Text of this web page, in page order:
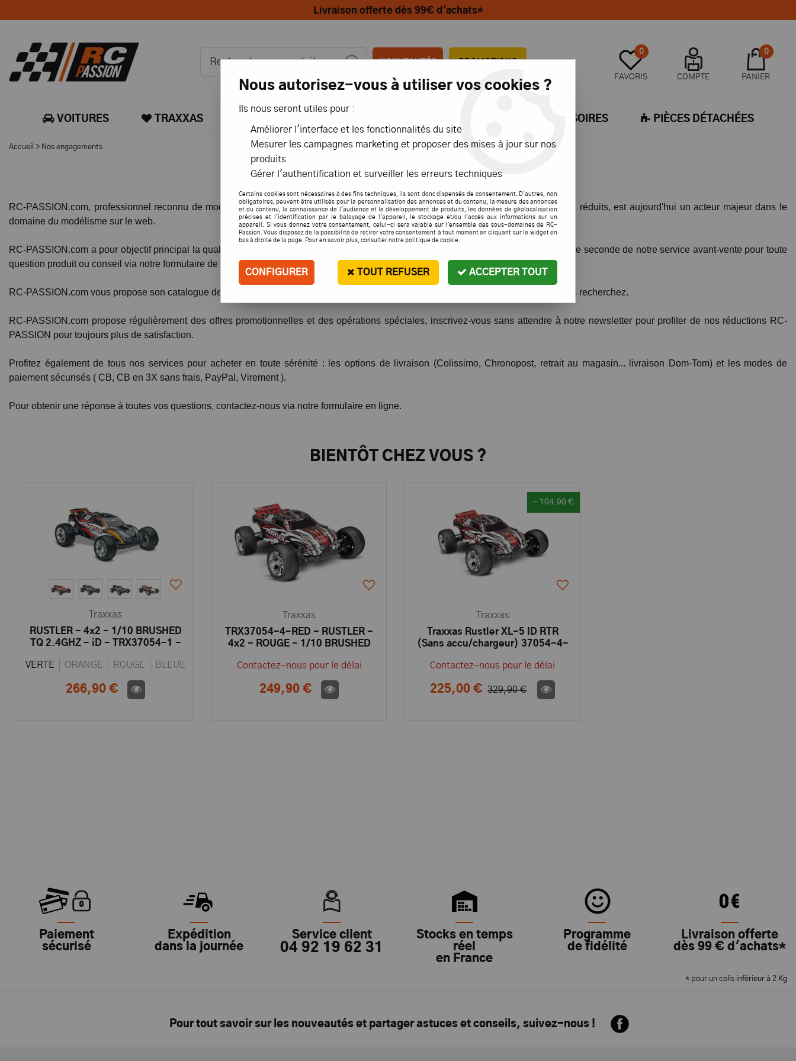
Livraison offerte dès 99€ d'achats*
NOUVEAUTÉS PROMOTIONS
0
FAVORIS COMPTE
0
PANIER
VOITURES TRAXXAS ACCESSOIRES PIÈCES DÉTACHÉES
Accueil > Nos engagements
NOS ENGAGEMENTS
RC-PASSION.com, professionnel reconnu de modèles radiocommandés en France et spécialiste de la vente à distance de modèles réduits, est aujourd'hui un acteur majeur dans le
domaine du modélisme sur le web.
RC-PASSION.com a pour objectif principal la qualité de sa Relation Clients, vous pourrez donc vous rapprocher sans hésiter une seule seconde de notre service avant-vente pour toute
question produit ou conseil via notre formulaire de contact ou par téléphone.
RC-PASSION.com vous propose son catalogue de plus de 40000 références parmi lesquelles vous trouverez certainement ce que vous recherchez.
RC-PASSION.com propose régulièrement des offres promotionnelles et des opérations spéciales, inscrivez-vous sans attendre à notre newsletter pour profiter de nos réductions RC-
PASSION pour toujours plus de satisfaction.
Profitez également de tous nos services pour acheter en toute sérénité : les options de livraison (Colissimo, Chronopost, retrait au magasin... livraison Dom-Tom) et les modes de
paiement sécurisés ( CB, CB en 3X sans frais, PayPal, Virement ).
Pour obtenir une réponse à toutes vos questions, contactez-nous via notre formulaire en ligne.
BIENTÔT CHEZ VOUS ?
Traxxas
RUSTLER - 4x2 - 1/10 BRUSHED
TQ 2.4GHZ - iD - TRX37054-1 -
VERTE
ORANGE ROUGE BLEUE
266,90 €
Traxxas
TRX37054-4-RED - RUSTLER -
4x2 - ROUGE - 1/10 BRUSHED
TRAXXAS
Contactez-nous pour le délai
249,90 €
- 104.90 €
Traxxas
Traxxas Rustler XL-5 ID RTR
(Sans accu/chargeur) 37054-4-
Contactez-nous pour le délai
225,00 € 329,90 €
Paiement
sécurisé
Expédition
dans la journée
Service client
04 92 19 62 31
Stocks en temps
réel
en France
Programme
de fidélité
Livraison offerte
dès 99 € d'achats*
* pour un colis inférieur à 2 Kg
Pour tout savoir sur les nouveautés et partager astuces et conseils, suivez-nous !
Nous autorisez-vous à utiliser vos cookies ?
Ils nous seront utiles pour :
Améliorer l'interface et les fonctionnalités du site
Mesurer les campagnes marketing et proposer des mises à jour sur nos
produits
Gérer l'authentification et surveiller les erreurs techniques
Certains cookies sont nécessaires à des fins techniques, ils sont donc dispensés de consentement. D'autres, non
obligatoires, peuvent être utilisés pour la personnalisation des annonces et du contenu, la mesure des annonces
et du contenu, la connaissance de l'audience et le développement de produits, les données de géolocalisation
précises et l'identification par le balayage de l'appareil, le stockage et/ou l'accès aux informations sur un
appareil. Si vous donnez votre consentement, celui-ci sera valable sur l’ensemble des sous-domaines de RC-
Passion. Vous disposez de la possibilité de retirer votre consentement à tout moment en cliquant sur le widget en
bas à droite de la page. Pour en savoir plus, consulter notre politique de cookie.
CONFIGURER TOUT REFUSER ACCEPTER TOUT